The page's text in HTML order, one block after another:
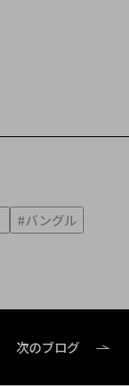
#バングル
次のブログ